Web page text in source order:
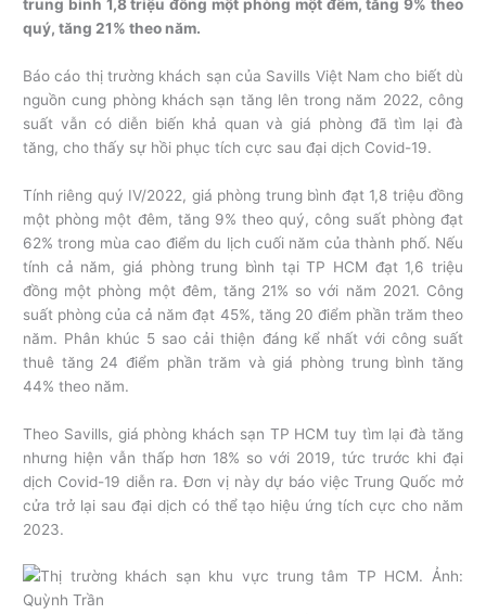
trung bình 1,8 triệu đồng một phòng một đêm, tăng 9% theo
quý, tăng 21% theo năm.
Báo cáo thị trường khách sạn của Savills Việt Nam cho biết dù
nguồn cung phòng khách sạn tăng lên trong năm 2022, công
suất vẫn có diễn biến khả quan và giá phòng đã tìm lại đà
tăng, cho thấy sự hồi phục tích cực sau đại dịch Covid-19.
Tính riêng quý IV/2022, giá phòng trung bình đạt 1,8 triệu đồng
một phòng một đêm, tăng 9% theo quý, công suất phòng đạt
62% trong mùa cao điểm du lịch cuối năm của thành phố. Nếu
tính cả năm, giá phòng trung bình tại TP HCM đạt 1,6 triệu
đồng một phòng một đêm, tăng 21% so với năm 2021. Công
suất phòng của cả năm đạt 45%, tăng 20 điểm phần trăm theo
năm. Phân khúc 5 sao cải thiện đáng kể nhất với công suất
thuê tăng 24 điểm phần trăm và giá phòng trung bình tăng
44% theo năm.
Theo Savills, giá phòng khách sạn TP HCM tuy tìm lại đà tăng
nhưng hiện vẫn thấp hơn 18% so với 2019, tức trước khi đại
dịch Covid-19 diễn ra. Đơn vị này dự báo việc Trung Quốc mở
cửa trở lại sau đại dịch có thể tạo hiệu ứng tích cực cho năm
2023.